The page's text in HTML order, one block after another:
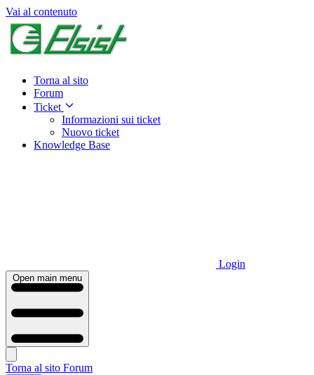
Vai al contenuto
Torna al sito
Forum
Ticket
Informazioni sui ticket
Nuovo ticket
Knowledge Base
Login
Open main menu
Torna al sito Forum